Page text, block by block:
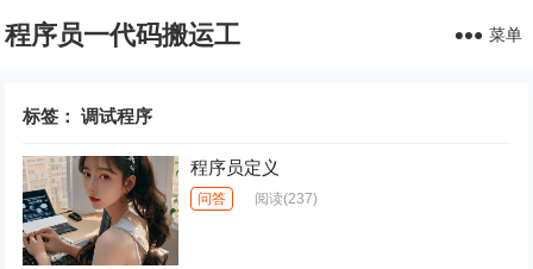
程序员一代码搬运工 菜单
标签：调试程序
程序员定义
问答 阅读(237)